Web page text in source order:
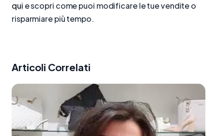
qui e scopri come puoi modificare le tue vendite o
risparmiare più tempo.
Articoli Correlati